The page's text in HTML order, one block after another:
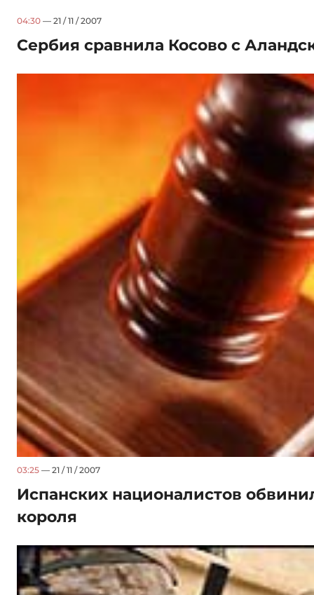
04:30 — 21 / 11 / 2007
Сербия сравнила Косово с
03:25 — 21 / 11 / 2007
Испанских националистов
короля